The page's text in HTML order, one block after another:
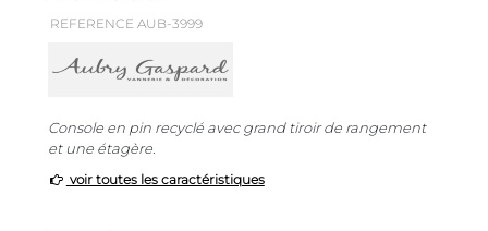
REFERENCE AUB-3999
Console en pin recyclé avec grand tiroir de rangement
et une étagère.
voir toutes les caractéristiques